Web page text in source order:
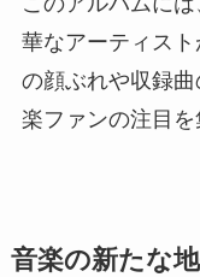
華なアーティス
の顔ぶれや収録
楽ファンの注目を
音楽の新たな